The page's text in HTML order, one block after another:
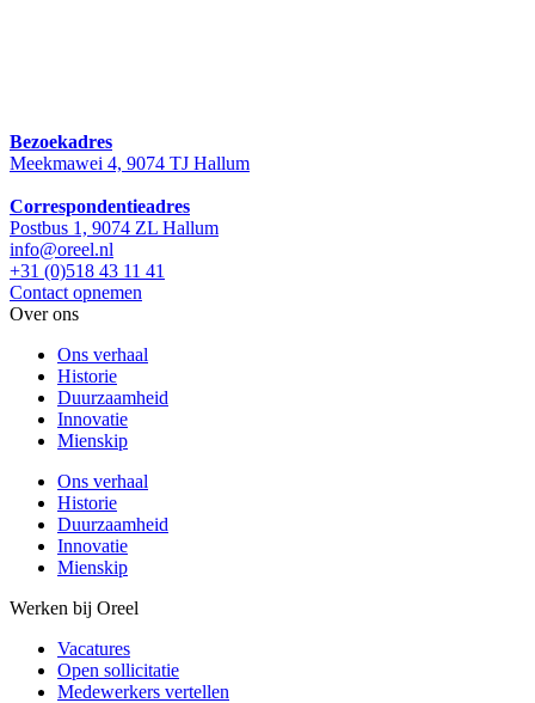
Bezoekadres
Meekmawei 4, 9074 TJ Hallum
Correspondentieadres
Postbus 1, 9074 ZL Hallum
info@oreel.nl
+31 (0)518 43 11 41
Contact opnemen
Over ons
Ons verhaal
Historie
Duurzaamheid
Innovatie
Mienskip
Ons verhaal
Historie
Duurzaamheid
Innovatie
Mienskip
Werken bij Oreel
Vacatures
Open sollicitatie
Medewerkers vertellen